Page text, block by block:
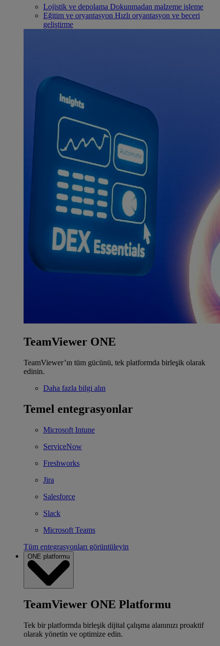
Lojistik ve depolama Dokunmadan malzeme işleme
Eğitim ve oryantasyon Hızlı oryantasyon ve beceri
geliştirme
TeamViewer ONE
TeamViewer’ın tüm gücünü, tek platformda birleşik olarak
edinin.
Daha fazla bilgi alın
Temel entegrasyonlar
Microsoft Intune
ServiceNow
Freshworks
Jira
Salesforce
Slack
Microsoft Teams
Tüm entegrasyonları görüntüleyin
ONE platformu
TeamViewer ONE Platformu
Tek bir platformda birleşik dijital çalışma alanınızı proaktif
olarak yönetin ve optimize edin.